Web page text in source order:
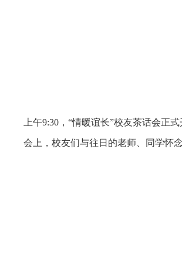
上午9:30 ，“情暖谊长”校友茶话会正
会上，校友们与往日的老师、同学怀